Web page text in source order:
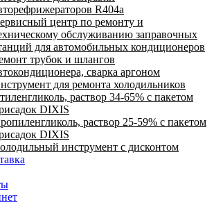
R404a
центр по ремонту и
обслуживанию заправочных
для автомобильных кондиционеров
трубок и шлангов
сварка аргоном
для ремонта холодильников
раствор 34-65% с пакетом
DIXIS
раствор 25-59% с пакетом
DIXIS
инструмент с дисконтом